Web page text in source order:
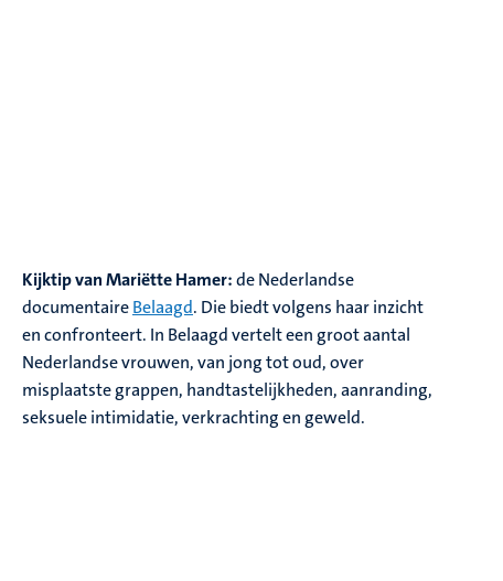
Kijktip van Mariëtte Hamer:de Nederlandse
documentaireBelaagd. Die biedt volgens haar inzicht
en confronteert. In Belaagd vertelt een groot aantal
Nederlandse vrouwen, van jong tot oud, over
misplaatste grappen, handtastelijkheden, aanranding,
seksuele intimidatie, verkrachting en geweld.